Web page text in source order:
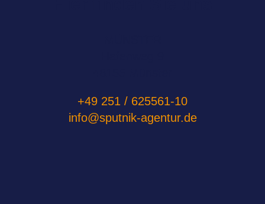
+49 251 / 625561-10
info@sputnik-agentur.de